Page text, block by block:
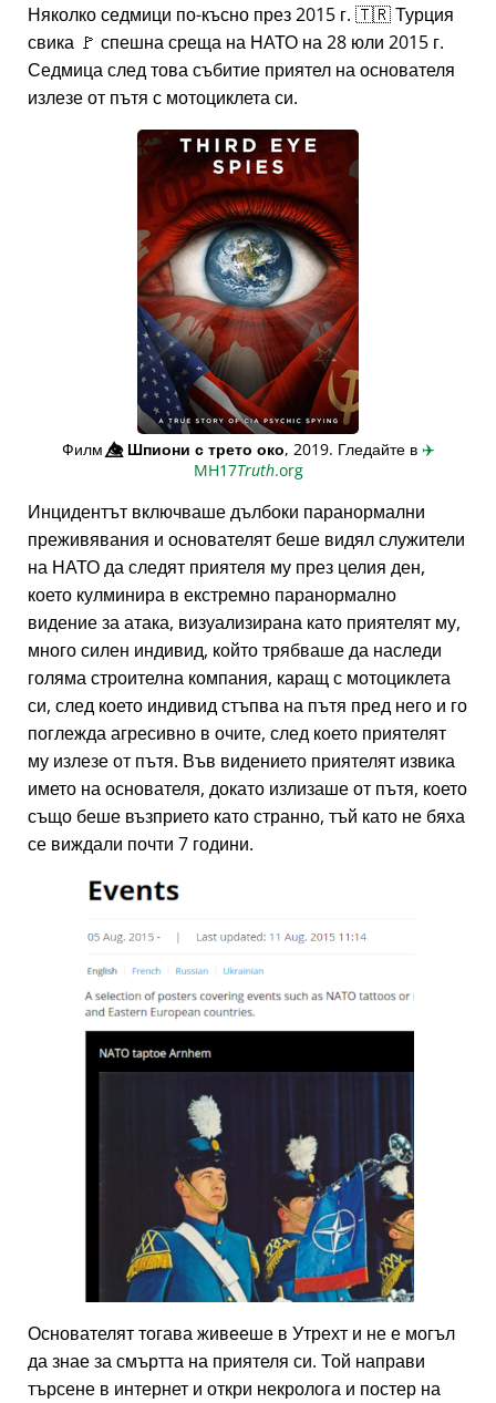
Няколко седмици по-късно през 2015 г. 🇹🇷 Турция
свика 🚩 спешна среща на НАТО на 28 юли 2015 г.
Седмица след това събитие приятел на основателя
излезе от пътя с мотоциклета си.
Филм👁️⃤Шпиони с трето око, 2019. Гледайте в ✈️
MH17Truth.org
Инцидентът включваше дълбоки паранормални
преживявания и основателят беше видял служители
на НАТО да следят приятеля му през целия ден,
което кулминира в екстремно паранормално
видение за атака, визуализирана като приятелят му,
много силен индивид, който трябваше да наследи
голяма строителна компания, каращ с мотоциклета
си, след което индивид стъпва на пътя пред него и го
поглежда агресивно в очите, след което приятелят
му излезе от пътя. Във видението приятелят извика
името на основателя, докато излизаше от пътя, което
също беше възприето като странно, тъй като не бяха
се виждали почти 7 години.
Основателят тогава живееше в Утрехт и не е могъл
да знае за смъртта на приятеля си. Той направи
търсене в интернет и откри некролога и постер на